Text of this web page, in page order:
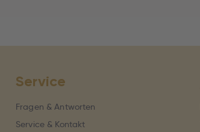
Service
Fragen & Antworten
Service & Kontakt